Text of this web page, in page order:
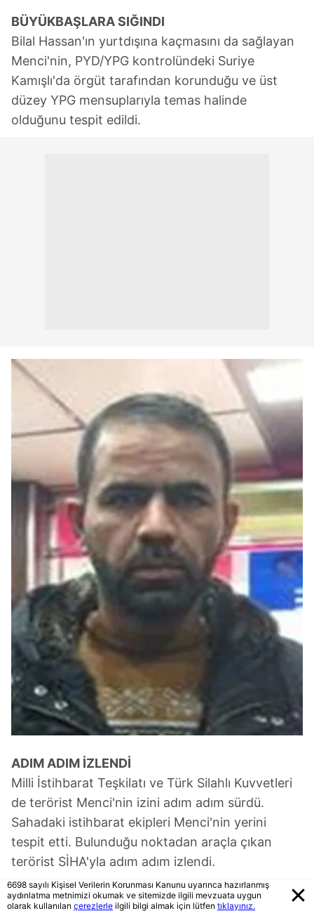
BÜYÜKBAŞLARA SIĞINDI
Bilal Hassan'ın yurtdışına kaçmasını da sağlayan
Menci'nin, PYD/YPG kontrolündeki Suriye
Kamışlı'da örgüt tarafından korunduğu ve üst
düzey YPG mensuplarıyla temas halinde
olduğunu tespit edildi.
ADIM ADIM İZLENDİ
Milli İstihbarat Teşkilatı ve Türk Silahlı Kuvvetleri
de terörist Menci'nin izini adım adım sürdü.
Sahadaki istihbarat ekipleri Menci'nin yerini
tespit etti. Bulunduğu noktadan araçla çıkan
terörist SİHA'yla adım adım izlendi.
6698 sayılı Kişisel Verilerin Korunması Kanunu uyarınca hazırlanmış
aydınlatma metnimizi okumak ve sitemizde ilgili mevzuata uygun
olarak kullanılan çerezlerle ilgili bilgi almak için lütfen tıklayınız.